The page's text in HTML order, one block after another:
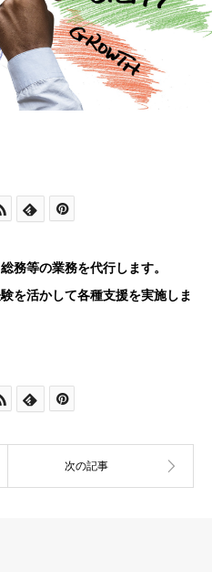
務等の業務を代行します。
を活かして各種支援を実施しま